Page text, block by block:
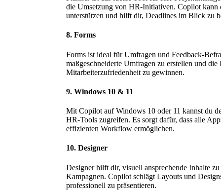
die Umsetzung von HR-Initiativen. Copilot
unterstützen und hilft dir, Deadlines im Blick zu
8. Forms
Forms ist ideal für Umfragen und Feedback-
maßgeschneiderte Umfragen zu erstellen und
Mitarbeiterzufriedenheit zu gewinnen.
9. Windows 10 & 11
Mit Copilot auf Windows 10 oder 11 kannst du
HR-Tools zugreifen. Es sorgt dafür, dass alle
effizienten Workflow ermöglichen.
10. Designer
Designer hilft dir, visuell ansprechende Inhalte
Kampagnen. Copilot schlägt Layouts und
professionell zu präsentieren.